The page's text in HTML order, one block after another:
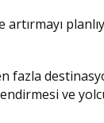
fazla
ve